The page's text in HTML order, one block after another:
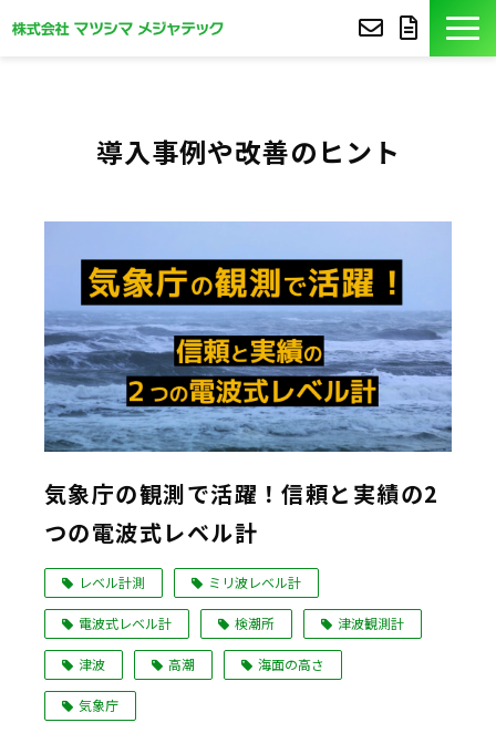
セミナー
よくあるご質問
Language
導入事例や改善のヒント
気象庁の観測で活躍！信頼と実績の2
つの電波式レベル計
レベル計測 ミリ波レベル計
電波式レベル計 検潮所 津波観測計
津波 高潮 海面の高さ
気象庁